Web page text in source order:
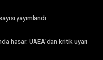
yayımlandı
hasar: UAEA’dan kritik uyarı